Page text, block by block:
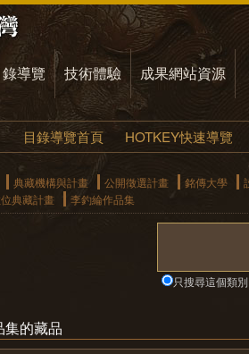
錄導覽 技術體驗 成果網站資源
目錄導覽首頁 HOTKEY快速導覽
典藏機構與計畫 公開徵選計畫 銘傳大學
典藏計畫
李釣綸作品集
只搜尋這個類別
集的藏品